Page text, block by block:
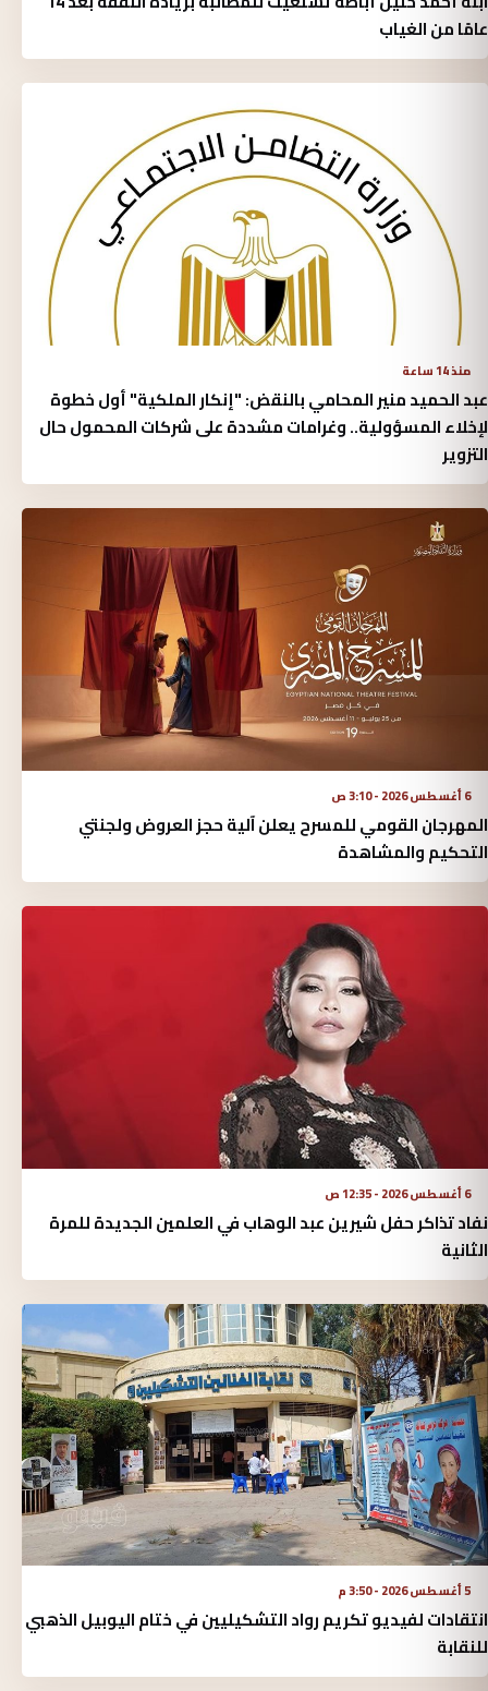
عامًا من الغياب
منذ 14 ساعة
عبد الحميد منير المحامي بالنقض: "إنكار الملكية" أول خطوة
لإخلاء المسؤولية.. وغرامات مشددة على شركات المحمول حال
التزوير
6 أغسطس 2026 - 3:10 ص
المهرجان القومي للمسرح يعلن آلية حجز العروض ولجنتي
التحكيم والمشاهدة
6 أغسطس 2026 - 12:35 ص
نفاد تذاكر حفل شيرين عبد الوهاب في العلمين الجديدة للمرة
الثانية
5 أغسطس 2026 - 3:50 م
انتقادات لفيديو تكريم رواد التشكيليين في ختام اليوبيل الذهبي
للنقابة